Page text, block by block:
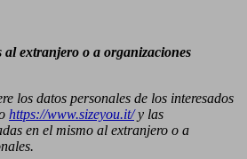
al extranjero o a organizaciones
los datos personales de los interesados
https://www.sizeyou.it/y las
en el mismo al extranjero o a